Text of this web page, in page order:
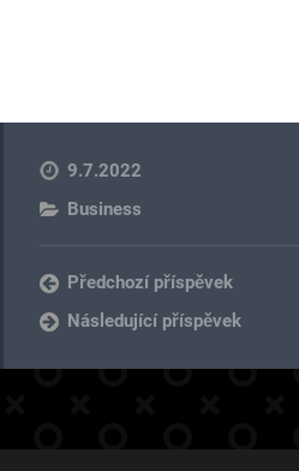
9.7.2022
Business
Předchozí příspěvek
Následující příspěvek